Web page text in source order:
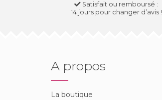
Satisfait ou remboursé :
14 jours pour changer d’avis !
A propos
La boutique